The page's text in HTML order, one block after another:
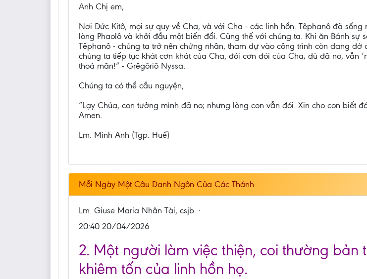
Anh Chị em,
Nơi Đức Kitô, mọi sự quy về Cha, và với Cha - các linh hồn. Têphanô đã
lòng Phaolô và khởi đầu một biến đổi. Cũng thế với chúng ta. Khi ăn Bánh
Têphanô - chúng ta trở nên chứng nhân, tham dự vào công trình còn dang dở
chúng ta tiếp tục khát cơn khát của Cha, đói cơn đói của Cha; dù đã no, vẫn
thoả mãn!” - Grêgôriô Nyssa.
Chúng ta có thể cầu nguyện,
“Lạy Chúa, con tưởng mình đã no; nhưng lòng con vẫn đói. Xin cho con biết
Amen.
Lm. Minh Anh (Tgp. Huế)
Mỗi Ngày Một Câu Danh Ngôn Của Các Thánh
Lm. Giuse Maria Nhân Tài, csjb. ·
20:40 20/04/2026
2. Một người làm việc thiện, coi thường
khiêm tốn của linh hồn họ.